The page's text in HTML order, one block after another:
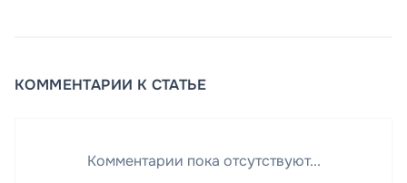
КОММЕНТАРИИ К СТАТЬЕ
Комментарии пока отсутствуют...